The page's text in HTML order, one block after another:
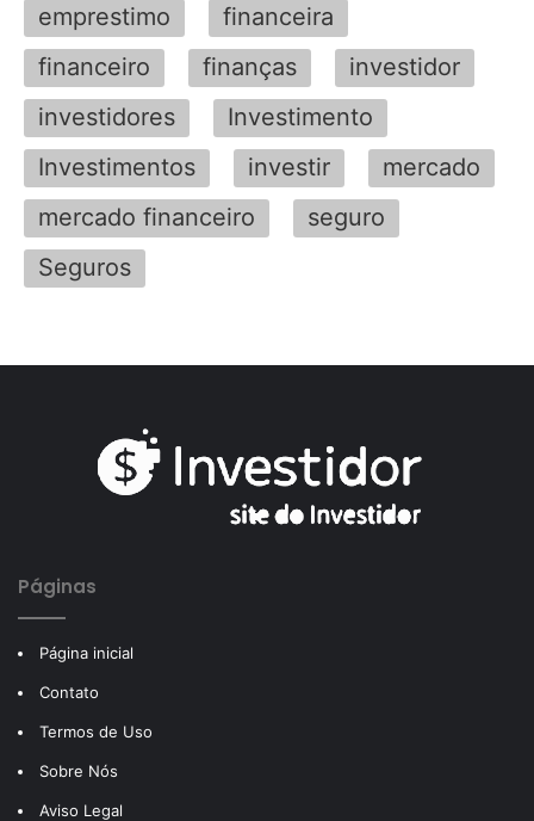
emprestimo
financeira
financeiro
finanças
investidor
investidores
Investimento
Investimentos
investir
mercado
mercado financeiro
seguro
Seguros
Páginas
Página inicial
Contato
Termos de Uso
Sobre Nós
Aviso Legal